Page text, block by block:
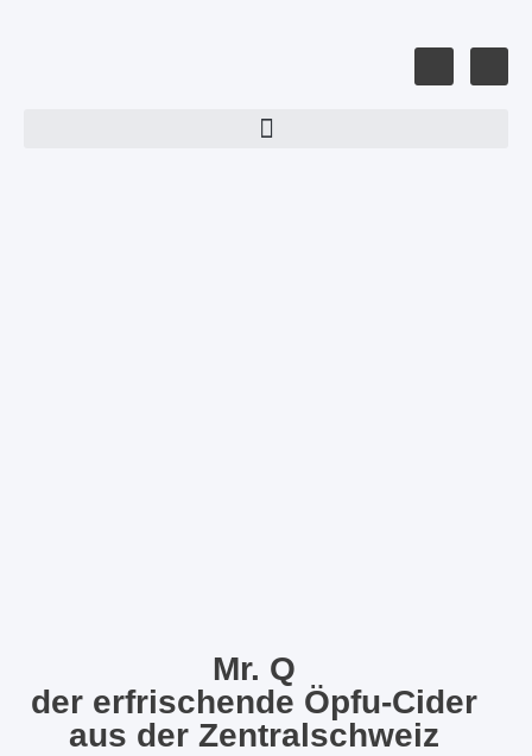
Mr. Q
der erfrischende Öpfu-Cider
aus der Zentralschweiz